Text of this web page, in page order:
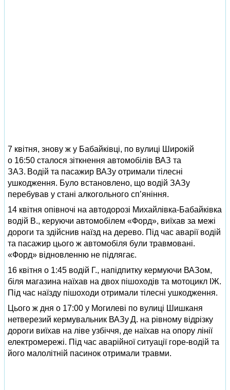
7 квітня, знову ж у Бабайківці, по вулиці Широкій
о 16:50 сталося зіткнення автомобілів ВАЗ та
ЗАЗ. Водій та пасажир ВАЗу отримали тілесні
ушкодження. Було встановлено, що водій ЗАЗу
перебував у стані алкогольного сп’яніння.
14 квітня опівночі на автодорозі Михайлівка-Бабайківка
водій В., керуючи автомобілем «Форд», виїхав за межі
дороги та здійснив наїзд на дерево. Під час аварії водій
та пасажир цього ж автомобіля були травмовані.
«Форд» відновленню не підлягає.
16 квітня о 1:45 водій Г., напідпитку кермуючи ВАЗом,
біля магазина наїхав на двох пішоходів та мотоцикл ІЖ.
Під час наїзду пішоходи отримали тілесні ушкодження.
Цього ж дня о 17:00 у Могилеві по вулиці Шишканя
нетверезий кермувальник ВАЗу Д. на рівному відрізку
дороги виїхав на ліве узбіччя, де наїхав на опору лінії
електромережі. Під час аварійної ситуації горе-водій та
його малолітній пасинок отримали травми.